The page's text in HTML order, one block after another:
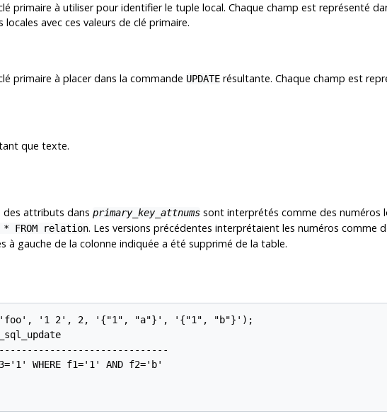
primaire à utiliser pour identifier le tuple local. Chaque champ est représenté
avec ces valeurs de clé primaire.
primaire à placer dans la commande UPDATE résultante. Chaque champ est
que texte.
des attributs dans primary_key_attnums sont interprétés comme des numéros
* FROM relation. Les versions précédentes interprétaient les numéros comme
à gauche de la colonne indiquée a été supprimé de la table.
'1 2', 2, '{"1", "a"}', '{"1", "b"}');
WHERE f1='1' AND f2='b'